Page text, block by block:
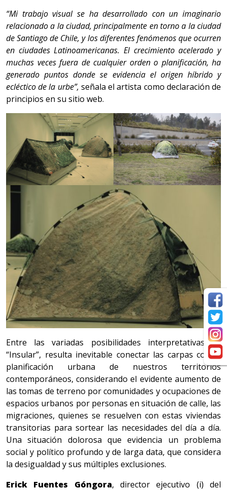
“Mi trabajo visual se ha desarrollado con un imaginario
relacionado a la ciudad, principalmente en torno a la ciudad
de Santiago de Chile, y los diferentes fenómenos que ocurren
en ciudades Latinoamericanas. El crecimiento acelerado y
muchas veces fuera de cualquier orden o planificación, ha
generado puntos donde se evidencia el origen híbrido y
ecléctico de la urbe”, señala el artista como declaración de
principios en su sitio web.
Entre las variadas posibilidades interpretativas de
“Insular”, resulta inevitable conectar las carpas con la
planificación urbana de nuestros territorios
contemporáneos, considerando el evidente aumento de
las tomas de terreno por comunidades y ocupaciones de
espacios urbanos por personas en situación de calle, las
migraciones, quienes se resuelven con estas viviendas
transitorias para sortear las necesidades del día a día.
Una situación dolorosa que evidencia un problema
social y político profundo y de larga data, que considera
la desigualdad y sus múltiples exclusiones.
Erick Fuentes Góngora, director ejecutivo (i) del